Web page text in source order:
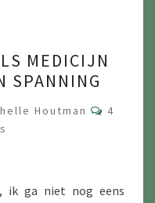
MEDICIJN
SPANNING
Houtman
4
ik ga niet nog eens